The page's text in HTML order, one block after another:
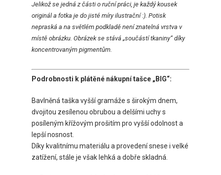
Jelikož se jedná z části o ruční práci, je každý kousek
originál a fotka je do jisté míry ilustrační :). Potisk
nepraská a na světlém podkladě není znatelná vrstva v
místě obrázku. Obrázek se stává „součástí tkaniny“ díky
koncentrovaným pigmentům.
Podrobnosti k plátěné nákupní tašce „BIG“:
Bavlněná taška vyšší gramáže s širokým dnem,
dvojitou zesílenou obrubou a delšími uchy s
posíleným křížovým prošitím pro vyšší odolnost a
lepší nosnost.
Díky kvalitnímu materiálu a provedení snese i velké
zatížení, stále je však lehká a dobře skladná.